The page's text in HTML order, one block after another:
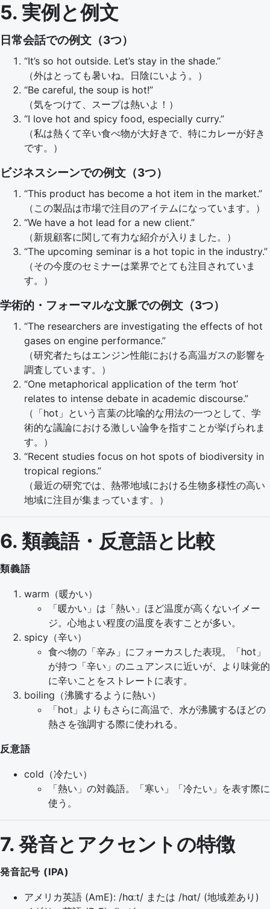
5. 実例と例文
日常会話での例文（3つ）
“It’s so hot outside. Let’s stay in the shade.”
（外はとっても暑いね。日陰にいよう。）
“Be careful, the soup is hot!”
（気をつけて、スープは熱いよ！）
“I love hot and spicy food, especially curry.”
（私は熱くて辛い食べ物が大好きで、特にカレーが好き
です。）
ビジネスシーンでの例文（3つ）
“This product has become a hot item in the market.”
（この製品は市場で注目のアイテムになっています。）
“We have a hot lead for a new client.”
（新規顧客に関して有力な紹介が入りました。）
“The upcoming seminar is a hot topic in the industry.”
（その今度のセミナーは業界でとても注目されていま
す。）
学術的・フォーマルな文脈での例文（3つ）
“The researchers are investigating the effects of hot
gases on engine performance.”
（研究者たちはエンジン性能における高温ガスの影響を
調査しています。）
“One metaphorical application of the term ‘hot’
relates to intense debate in academic discourse.”
（「hot」という言葉の比喩的な用法の一つとして、学
術的な議論における激しい論争を指すことが挙げられま
す。）
“Recent studies focus on hot spots of biodiversity in
tropical regions.”
（最近の研究では、熱帯地域における生物多様性の高い
地域に注目が集まっています。）
6. 類義語・反意語と比較
類義語
warm（暖かい）
「暖かい」は「熱い」ほど温度が高くないイメー
ジ。心地よい程度の温度を表すことが多い。
spicy（辛い）
食べ物の「辛み」にフォーカスした表現。「hot」
が持つ「辛い」のニュアンスに近いが、より味覚的
に辛いことをストレートに表す。
boiling（沸騰するように熱い）
「hot」よりもさらに高温で、水が沸騰するほどの
熱さを強調する際に使われる。
反意語
cold（冷たい）
「熱い」の対義語。「寒い」「冷たい」を表す際に
使う。
7. 発音とアクセントの特徴
発音記号 (IPA)
アメリカ英語 (AmE): /hɑːt/ または /hɑt/ (地域差あり)